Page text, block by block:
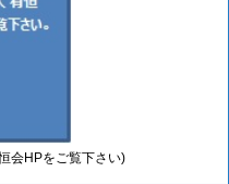
会HPをご覧下さい)